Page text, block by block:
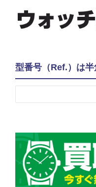
型番号（Ref.）は